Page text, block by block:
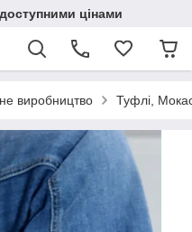
цінами
виробництво Туфлі,